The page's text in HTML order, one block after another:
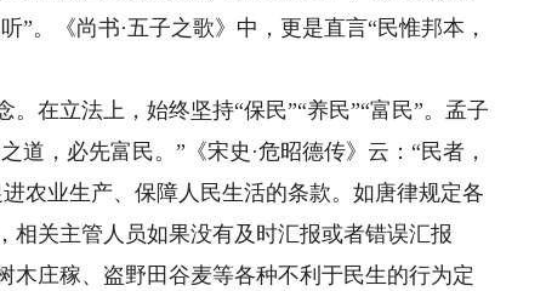
”。《尚书·五子之歌》中，更是直言“民惟邦本，
立法上，始终坚持“保民”“养民”“富民”。孟子
道，必先富民。”《宋史·危昭德传》云：“民者，
农业生产、保障人民生活的条款。如唐律规定各
相关主管人员如果没有及时汇报或者错误汇报
木庄稼、盗野田谷麦等各种不利于民生的行为定